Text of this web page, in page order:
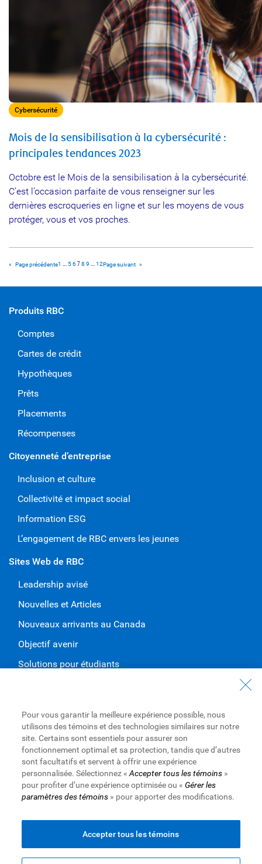
Cybersécurité
Mois de la sensibilisation à la cybersécurité :
principales tendances 2023
Octobre est le Mois de la sensibilisation à la cybersécurité.
C’est l’occasion parfaite de vous renseigner sur les
dernières escroqueries en ligne et sur les moyens de vous
protéger, vous et vos proches.
« Page précédente1 …5678 9 …12Page suivant »
Produits RBC
Comptes
Cartes de crédit
Hypothèques
Prêts
Placements
Récompenses
Citoyenneté d’entreprise
Inclusion et culture
Collectivité et impact social
Information ESG
L’engagement de RBC envers les jeunes
Sites Web de RBC
Leadership avisé
Nouvelles et Articles
Nouveaux arrivants au Canada
Objectif avenir
Solutions pour étudiants
Nous joindre
Trouvez une succursale ou un GAB
Prendre un rendez-vous
Royal Bank of Canada Website
Pour vous garantir la meilleure expérience possible, nous
utilisons des témoins et des technologies similaires sur notre
site. Certains sont essentiels pour assurer son
fonctionnement optimal et sa protection, tandis que d’autres
sont facultatifs et servent à offrir une expérience
personnalisée. Sélectionnez « Accepter tous les témoins»
pour profiter d’une expérience optimisée ou « Gérer les
paramètres des témoins» pour apporter des modifications.
Accepter tous les témoins